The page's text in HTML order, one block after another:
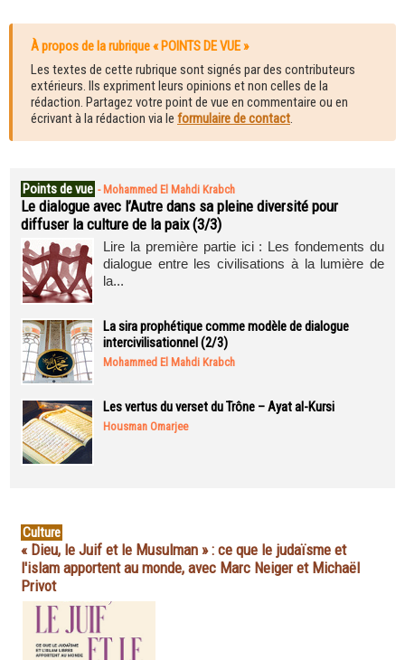
À propos de la rubrique « POINTS DE VUE »
Les textes de cette rubrique sont signés par des contributeurs
extérieurs. Ils expriment leurs opinions et non celles de la
rédaction. Partagez votre point de vue en commentaire ou en
écrivant à la rédaction via le formulaire de contact.
Points de vue - Mohammed El Mahdi Krabch
Le dialogue avec l’Autre dans sa pleine diversité pour
diffuser la culture de la paix (3/3)
Lire la première partie ici : Les fondements du
dialogue entre les civilisations à la lumière de
la...
La sira prophétique comme modèle de dialogue
intercivilisationnel (2/3)
Mohammed El Mahdi Krabch
Les vertus du verset du Trône – Ayat al-Kursi
Housman Omarjee
Culture
« Dieu, le Juif et le Musulman » : ce que le judaïsme et
l'islam apportent au monde, avec Marc Neiger et Michaël
Privot